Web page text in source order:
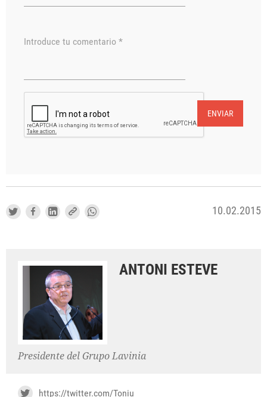
Introduce tu comentario *
ENVIAR
10.02.2015
ANTONI ESTEVE
Presidente del Grupo Lavinia
https://twitter.com/Toniu